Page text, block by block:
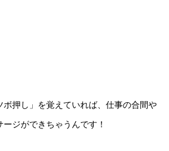
ボ押し」を覚えていれば、仕事の合間や
ジができちゃうんです！